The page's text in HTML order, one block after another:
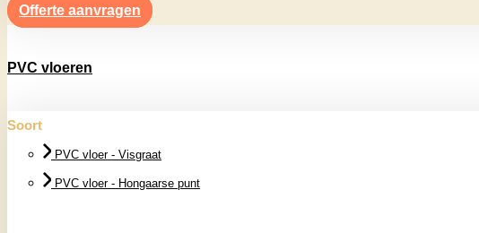
Offerte aanvragen
PVC vloeren
Soort
PVC vloer - Visgraat
PVC vloer - Hongaarse punt